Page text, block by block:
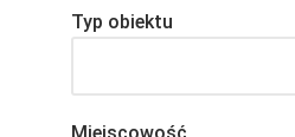
Typ obiektu